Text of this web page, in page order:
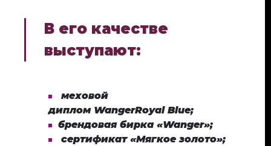
В его качестве
выступают:
меховой
диплом WangerRoyal Blue;
брендовая бирка «Wanger»;
сертификат «Мягкое золото»;